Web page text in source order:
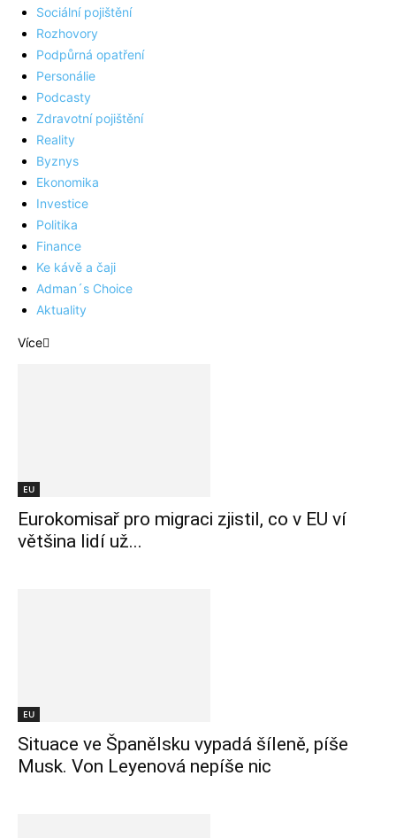
Sociální pojištění
Rozhovory
Podpůrná opatření
Personálie
Podcasty
Zdravotní pojištění
Reality
Byznys
Ekonomika
Investice
Politika
Finance
Ke kávě a čaji
Adman´s Choice
Aktuality
Více
EU
Eurokomisař pro migraci zjistil, co v EU ví
většina lidí už...
EU
Situace ve Španělsku vypadá šíleně, píše
Musk. Von Leyenová nepíše nic